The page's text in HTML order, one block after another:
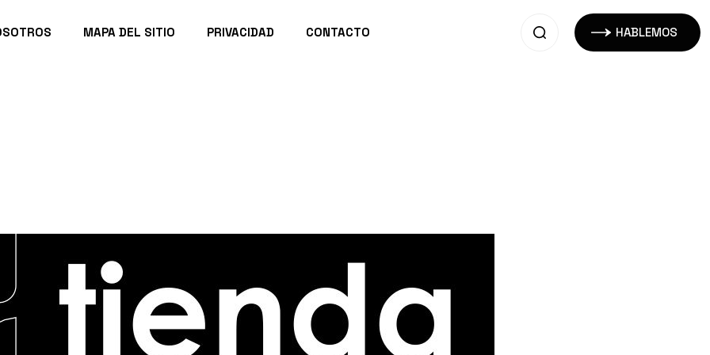
MAPA DEL SITIO PRIVACIDAD CONTACTO HABLEMOS